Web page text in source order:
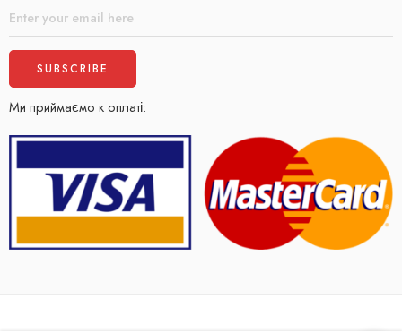
Ми приймаємо к оплаті: